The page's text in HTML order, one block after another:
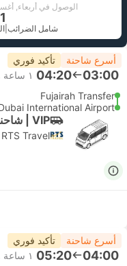
الوصول في أربعاء,
شامل الضرائب
أسرع شاحنة تأكيد فوري
03:00
04:20 ١ ساعة و‫20 دقائق
Fujairah Transfer
International Airport
VIP | شاحنة
RTS Travel
أسرع شاحنة تأكيد فوري
04:00
05:20 ١ ساعة و‫20 دقائق